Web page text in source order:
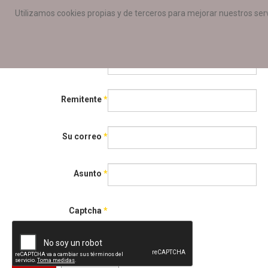
Utilizamos cookies propias y de terceros para mejorar nuestros
Envíe por correo electrónico este
Remitente*
Su correo *
Asunto *
Captcha *